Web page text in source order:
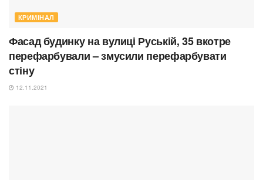
КРИМІНАЛ
Фасад будинку на вулиці Руській, 35 вкотре
перефарбували – змусили перефарбувати
стіну
12.11.2021